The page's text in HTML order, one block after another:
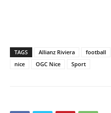
TAGS Allianz Riviera football
nice
OGC Nice Sport